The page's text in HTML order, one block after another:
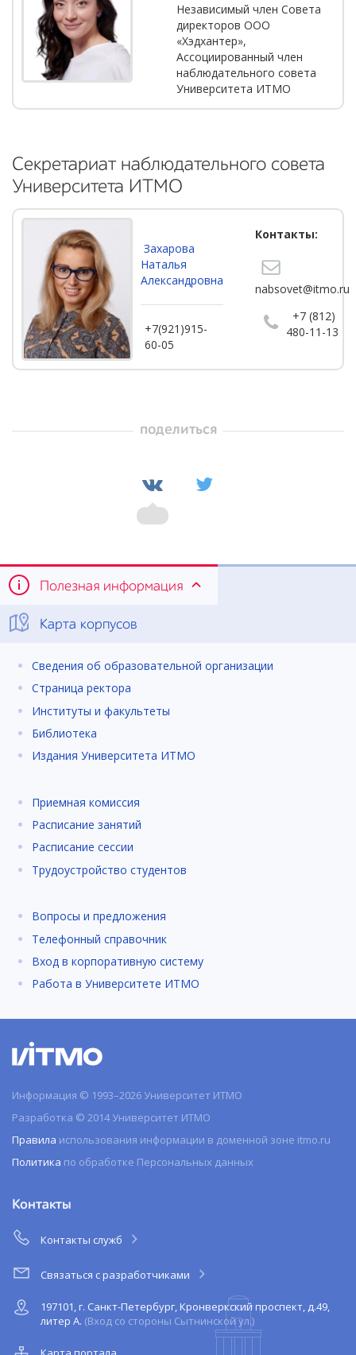
Независимый член Совета
директоров ООО
«Хэдхантер»,
Ассоциированный член
наблюдательного совета
Университета ИТМО
Секретариат наблюдательного совета
Университета ИТМО
Захарова
Наталья
Александровна
+7(921)915-
60-05
Контакты:
nabsovet@itmo.ru
+7 (812)
480-11-13
поделиться
Полезная информация
Карта корпусов
Сведения об образовательной организации
Страница ректора
Институты и факультеты
Библиотека
Издания Университета ИТМО
Приемная комиссия
Расписание занятий
Расписание сессии
Трудоустройство студентов
Вопросы и предложения
Телефонный справочник
Вход в корпоративную систему
Работа в Университете ИТМО
Информация © 1993–2026 Университет ИТМО
Разработка © 2014 Университет ИТМО
Правила использования информации в доменной зоне itmo.ru
Политика по обработке Персональных данных
Контакты
Контакты служб
Связаться с разработчиками
197101, г. Санкт-Петербург, Кронверкский проспект, д.49,
литер А. (Вход со стороны Сытнинской ул.)